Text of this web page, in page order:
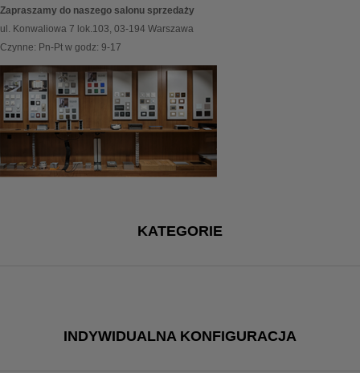
Zapraszamy do naszego salonu sprzedaży
ul. Konwaliowa 7 lok.103, 03-194 Warszawa
Czynne: Pn-Pt w godz: 9-17
KATEGORIE
INDYWIDUALNA KONFIGURACJA